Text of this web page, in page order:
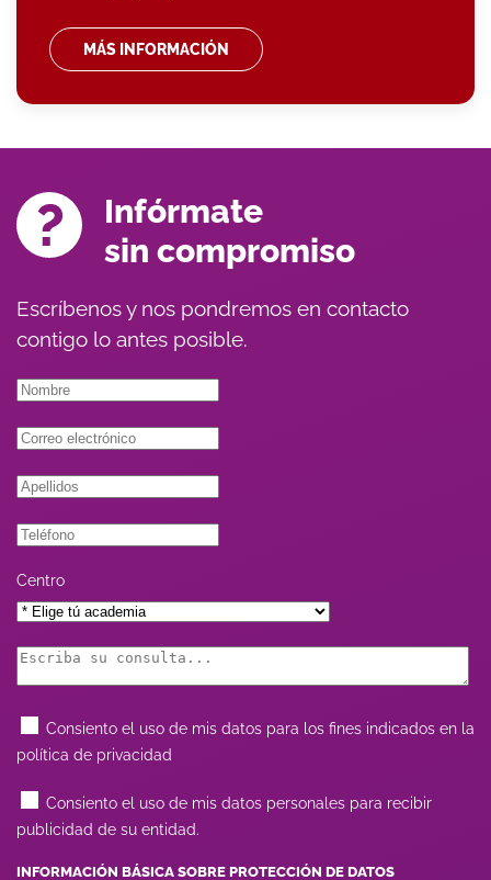
MÁS INFORMACIÓN
Infórmate
sin compromiso
Escríbenos y nos pondremos en contacto
contigo lo antes posible.
Centro
Consiento el uso de mis datos para los fines indicados en la
política de privacidad
Consiento el uso de mis datos personales para recibir
publicidad de su entidad.
INFORMACIÓN BÁSICA SOBRE PROTECCIÓN DE DATOS